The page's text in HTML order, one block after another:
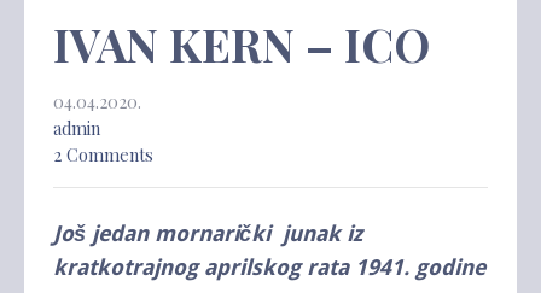
IVAN KERN – ICO
04.04.2020.
admin
2 Comments
Još jedan mornarički junak iz
kratkotrajnog aprilskog rata 1941. godine